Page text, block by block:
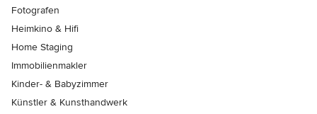
Fotografen
Heimkino & Hifi
Home Staging
Immobilienmakler
Kinder- & Babyzimmer
Künstler & Kunsthandwerk